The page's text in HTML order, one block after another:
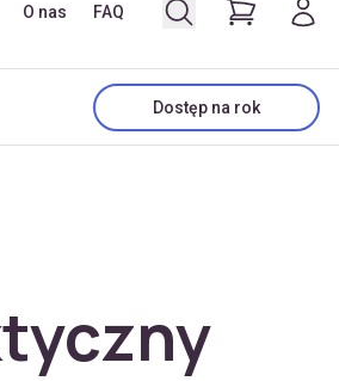
O nas FAQ
Dostęp na rok